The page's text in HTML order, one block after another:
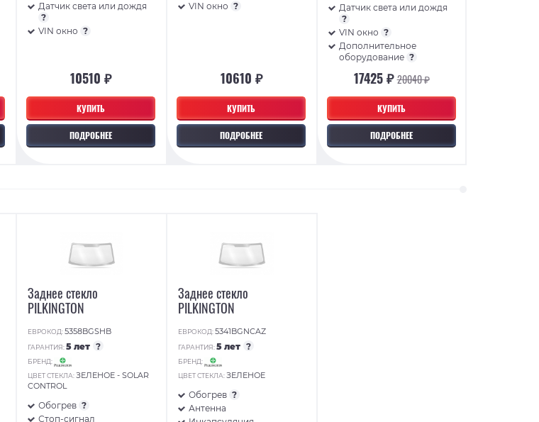
КУПИТЬ
ПОДРОБНЕЕ
Датчик света или дождя
?
VIN окно ?
10510 ₽
КУПИТЬ
ПОДРОБНЕЕ
VIN окно ?
10610 ₽
КУПИТЬ
ПОДРОБНЕЕ
Датчик света или дождя
?
VIN окно ?
Дополнительное
оборудование ?
17425 ₽20040 ₽
Заднее стекло
PILKINGTON
ЕВРОКОД:5358BGSHB
ГАРАНТИЯ:5 лет ?
БРЕНД:
ЦВЕТ СТЕКЛА:ЗЕЛЕНОЕ - SOLAR
CONTROL
Обогрев ?
Стоп-сигнал
Заднее стекло
PILKINGTON
ЕВРОКОД:5341BGNCAZ
ГАРАНТИЯ:5 лет ?
БРЕНД:
ЦВЕТ СТЕКЛА:ЗЕЛЕНОЕ
Обогрев ?
Антенна